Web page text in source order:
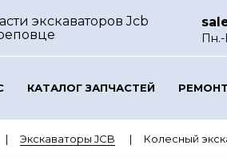
экскаваторов Jcb
КАТАЛОГ ЗАПЧАСТЕЙ РЕМОНТ
Экскаваторы JCB Колесный